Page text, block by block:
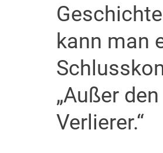
kann man
„Außer
Verlierer.“